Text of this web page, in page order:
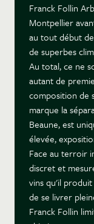
Franck Follin
Montpellier
au tout début
de superbes
Au total, ce ne
autant de
composition de
marque la
Beaune, est
élevée,
Face au terroir
discret et
vins qu'il
de se livrer
Franck Follin